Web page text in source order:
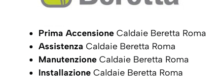
Prima Accensione Caldaie Beretta Roma
Assistenza Caldaie Beretta Roma
Manutenzione Caldaie Beretta Roma
Installazione Caldaie Beretta Roma